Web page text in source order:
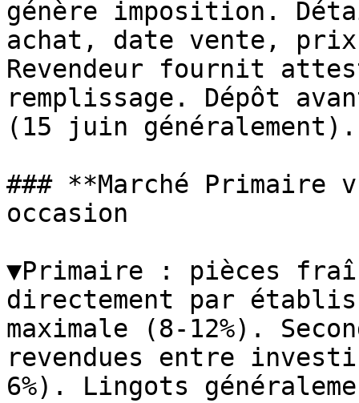
génère imposition.
achat, date vente, prix
Revendeur fournit
remplissage. Dépôt
(15 juin généralement).
### **Marché Primaire
occasion
▼Primaire : pièces
directement par
maximale (8-12%).
revendues entre
6%). Lingots